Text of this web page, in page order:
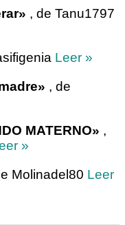
, de Tanu1797
Leer »
, de
MATERNO» ,
»
Molinadel80 Leer